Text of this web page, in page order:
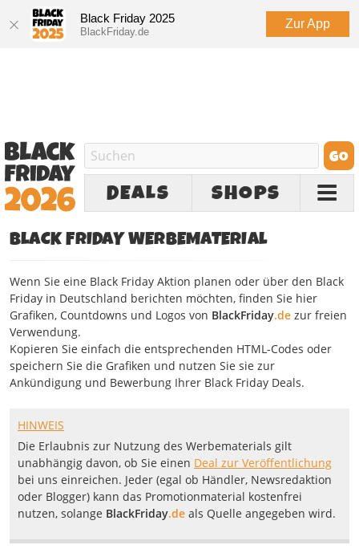
Black Friday 2025
BlackFriday.de
Zur App
DEALS SHOPS
BLACK FRIDAY WERBEMATERIAL
Wenn Sie eine Black Friday Aktion planen oder über den Black
Friday in Deutschland berichten möchten, finden Sie hier
Grafiken, Countdowns und Logos von BlackFriday.de zur freien
Verwendung.
Kopieren Sie einfach die entsprechenden HTML-Codes oder
speichern Sie die Grafiken und nutzen Sie sie zur
Ankündigung und Bewerbung Ihrer Black Friday Deals.
HINWEIS
Die Erlaubnis zur Nutzung des Werbematerials gilt
unabhängig davon, ob Sie einen Deal zur Veröffentlichung
bei uns einreichen. Jeder (egal ob Händler, Newsredaktion
oder Blogger) kann das Promotionmaterial kostenfrei
nutzen, solange BlackFriday.de als Quelle angegeben wird.